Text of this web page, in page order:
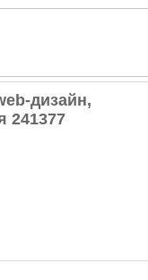
дизайн,
241377